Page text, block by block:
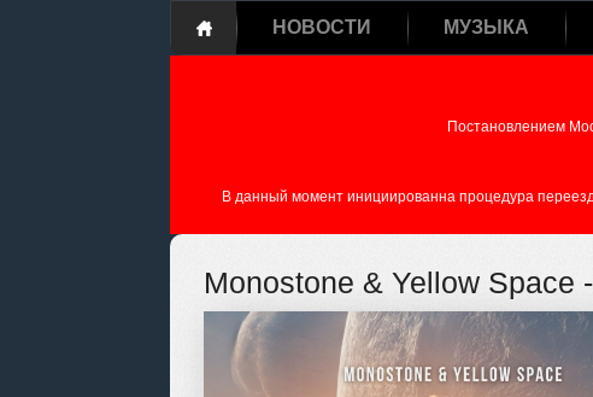
НОВОСТИ МУЗЫКА
Постановлением
В данный момент инициированна процедура
Monostone & Yellow Space